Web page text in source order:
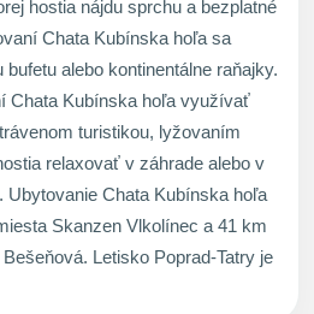
hostia nájdu sprchu a bezplatné
Chata Kubínska hoľa sa
alebo kontinentálne raňajky.
Chata Kubínska hoľa využívať
turistikou, lyžovaním
relaxovať v záhrade alebo v
Ubytovanie Chata Kubínska hoľa
Skanzen Vlkolínec a 41 km
Letisko Poprad-Tatry je